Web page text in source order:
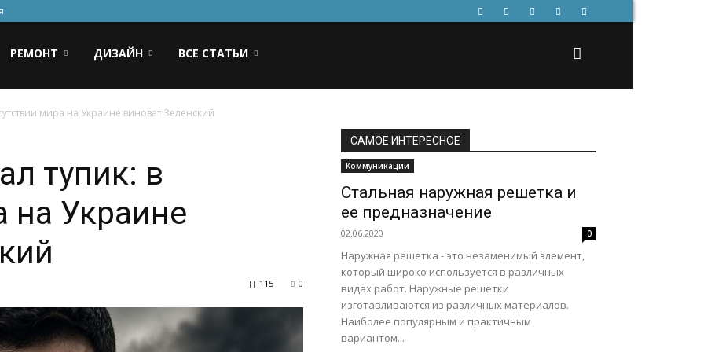
РЕМОНТ ДИЗАЙН ВСЕ СТАТЬИ
мира на Украине виноват Зеленский
тупик: в
на Украине
0
115
САМОЕ ИНТЕРЕСНОЕ
Коммуникации
Стальная наружная решетка и
ее предназначение
02.06.2020 0
Наружная решетка - это незаменимый элемент,
который широко используется в различных
видах работ. Наружные решетки
изготавливаются из различных материалов.
Наиболее популярным и практичным
вариантом...